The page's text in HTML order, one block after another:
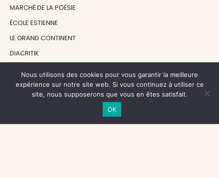
MARCHÉ DE LA POÉSIE
ÉCOLE ESTIENNE
LE GRAND CONTINENT
DIACRITIK
NOS SOUTIENS
CENTRE NATIONAL DU LIVRE
Nous utilisons des cookies pour vous garantir la meilleure
expérience sur notre site web. Si vous continuez à utiliser ce
site, nous supposerons que vous en êtes satisfait.
OK